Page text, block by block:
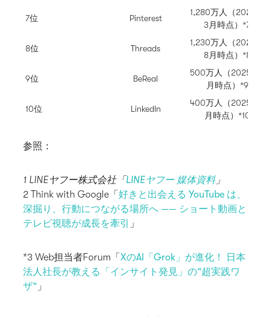
7位 Pinterest
1,280万人（2025年
3月時点）*7
8位 Threads
1,230万人（2025年
8月時点）*8
9位 BeReal
500万人（2025年5
月時点）*9
10位 LinkedIn
400万人（2025年8
月時点）*10
参照：
1 LINEヤフー株式会社「 LINEヤフー 媒体資料」
2 Think with Google「好きと​出会える​ YouTube は、​
深掘り、​行動に​つながる場所へ​ —— ショート動画と​
テレビ視聴が​成長を​牽引
」
*3 Web担当者Forum「XのAI「Grok」が進化！ 日本
法人社長が教える「インサイト発見」の“超実践ワ
ザ” 」